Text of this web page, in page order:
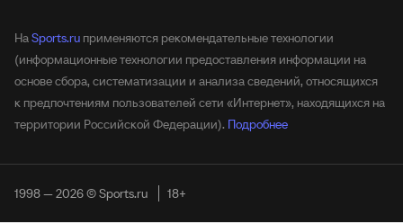
НаSports.ru применяются рекомендательные технологии
(информационные технологии предоставления информации на
основе сбора, систематизации и анализа сведений, относящихся
к предпочтениям пользователей сети «Интернет», находящихся на
территории Российской Федерации). Подробнее
1998 — 2026 © Sports.ru 18+